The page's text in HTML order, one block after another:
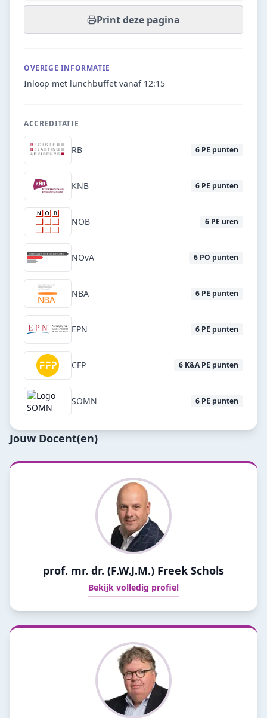
Print deze pagina
OVERIGE INFORMATIE
Inloop met lunchbuffet vanaf 12:15
ACCREDITATIE
RB 6 PE punten
KNB 6 PE punten
NOB 6 PE uren
NOvA 6 PO punten
NBA 6 PE punten
EPN 6 PE punten
CFP 6 K&A PE punten
SOMN 6 PE punten
Jouw Docent(en)
prof. mr. dr. (F.W.J.M.) Freek Schols
Bekijk volledig profiel